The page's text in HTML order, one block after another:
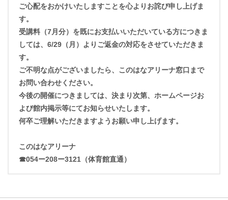
ご心配をおかけいたしますことを心よりお詫び申し上げま
す。
受講料（7月分）を既にお支払いいただいている方につきま
しては、6/29（月）よりご返金の対応をさせていただきま
す。
ご不明な点がございましたら、このはなアリーナ窓口まで
お問い合わせください。
今後の開催につきましては、決まり次第、ホームページお
よび館内掲示等にてお知らせいたします。
何卒ご理解いただきますようお願い申し上げます。
このはなアリーナ
☎054ー208ー3121（体育館直通）